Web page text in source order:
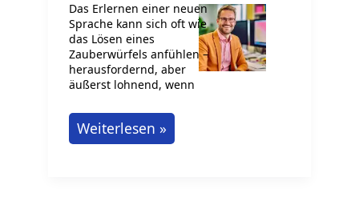
Prüfung!
Das Erlernen einer neuen
Sprache kann sich oft wie
das Lösen eines
Zauberwürfels anfühlen –
herausfordernd, aber
äußerst lohnend, wenn
Italienisch
Weiterlesen »